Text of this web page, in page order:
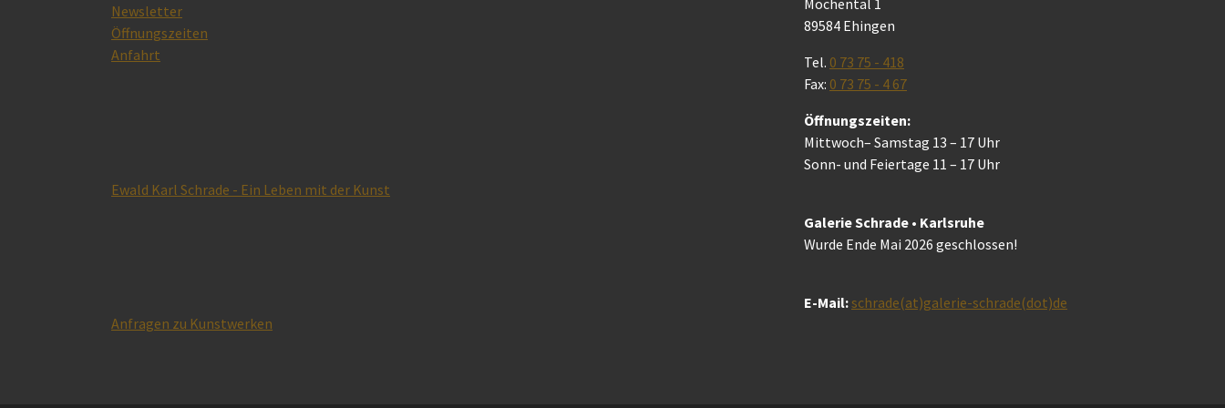
Newsletter
Öffnungszeiten
Anfahrt
Ewald Karl Schrade - Ein Leben mit der Kunst
Anfragen zu Kunstwerken
89584 Ehingen
Tel. 0 73 75 - 418
Fax: 0 73 75 - 4 67
Öffnungszeiten:
Mittwoch– Samstag 13 – 17 Uhr
Sonn- und Feiertage 11 – 17 Uhr
Galerie Schrade • Karlsruhe
Wurde Ende Mai 2026 geschlossen!
E-Mail:schrade(at)galerie-schrade(dot)de